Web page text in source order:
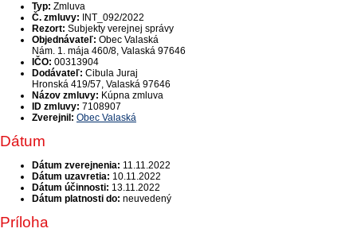
Typ: Zmluva
Č. zmluvy:
INT_092/2022
Rezort: Subjekty verejnej správy
Objednávateľ: Obec Valaská
Nám. 1. mája 460/8, Valaská 97646
IČO: 00313904
Dodávateľ: Cibula Juraj
Hronská 419/57, Valaská 97646
Názov zmluvy: Kúpna zmluva
ID zmluvy: 7108907
Zverejnil: Obec Valaská
Dátum
Dátum zverejnenia: 11.11.2022
Dátum uzavretia: 10.11.2022
Dátum účinnosti: 13.11.2022
Dátum platnosti do: neuvedený
Príloha